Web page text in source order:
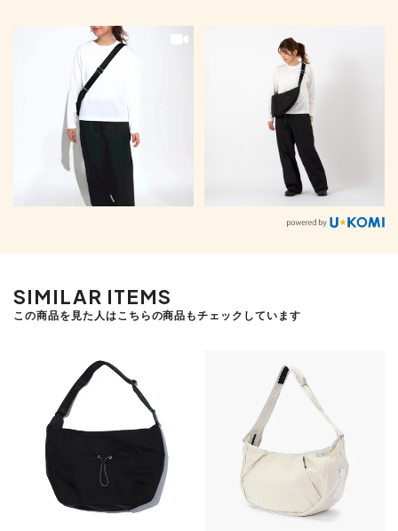
SIMILAR ITEMS
この商品を見た人はこちらの商品もチェックしています